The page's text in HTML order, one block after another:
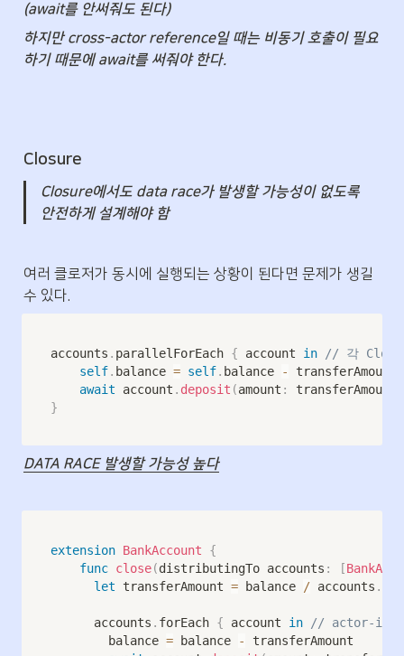
(await를 안써줘도 된다)
하지만 cross-actor reference일 때는 비동기 호출이 필요
하기 때문에 await를 써줘야 한다.
Closure
Closure에서도 data race가 발생할 가능성이 없도록
안전하게 설계해야 함
여러 클로저가 동시에 실행되는 상황이 된다면 문제가 생길
수 있다.
accounts . parallelForEach { account in // 각
self. balance = self. balance -
transferAmount
await account . deposit (amount : transferAmount
}
DATA RACE 발생할 가능성 높다
extension BankAccount
{
func close(distributingTo accounts : [
let transferAmount = balance / accounts .
			accounts
. forEach { account in // actor-
				balance
= balance -
transferAmount